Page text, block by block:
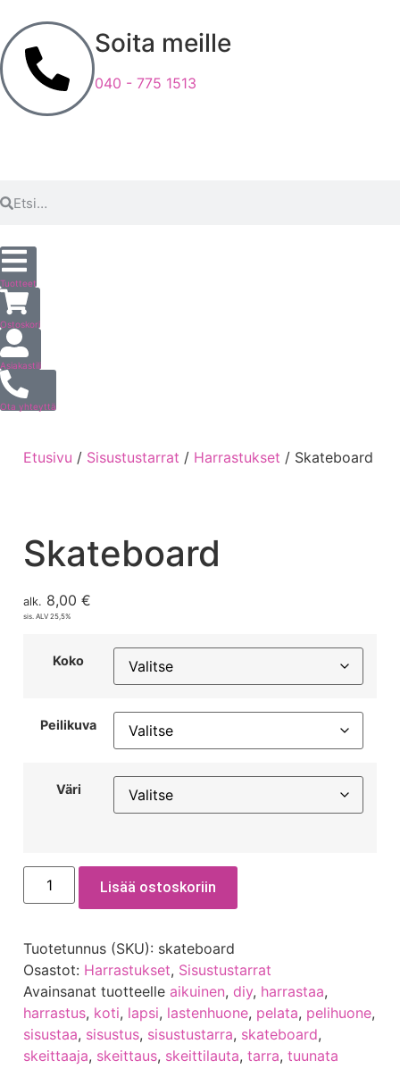
Soita meille
040 - 775 1513
Tuotteet
Ostoskori
Asiakastili
Ota yhteyttä
Etusivu / Sisustustarrat / Harrastukset / Skateboard
Skateboard
alk. 8,00 €
sis. ALV 25,5%
Koko
Peilikuva
Väri
Lisää ostoskoriin
Tuotetunnus (SKU): skateboard
Osastot: Harrastukset, Sisustustarrat
Avainsanat tuotteelle aikuinen, diy, harrastaa,
harrastus, koti, lapsi, lastenhuone, pelata, pelihuone,
sisustaa, sisustus, sisustustarra, skateboard,
skeittaaja, skeittaus, skeittilauta, tarra, tuunata